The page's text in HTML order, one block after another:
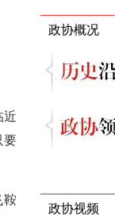
近
要
鞍
政协概况
政协视频